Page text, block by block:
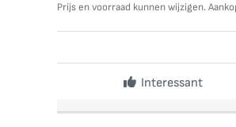
Prijs en voorraad kunnen wijzigen.
Interessant